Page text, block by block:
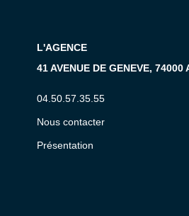
L'AGENCE
41 AVENUE DE GENEVE, 74000
04.50.57.35.55
Nous contacter
Présentation